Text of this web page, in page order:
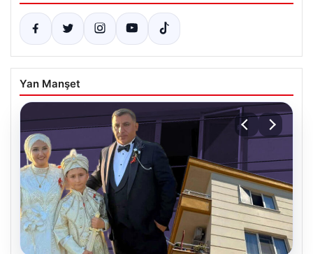
Yan Manşet